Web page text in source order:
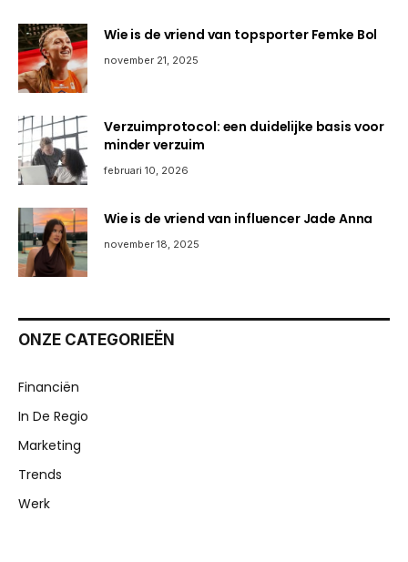
Wie is de vriend van topsporter Femke Bol
november 21, 2025
Verzuimprotocol: een duidelijke basis voor
minder verzuim
februari 10, 2026
Wie is de vriend van influencer Jade Anna
november 18, 2025
ONZE CATEGORIEËN
Financiën
In De Regio
Marketing
Trends
Werk